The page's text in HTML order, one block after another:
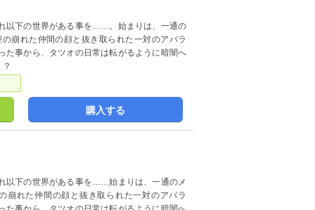
下の世界がある事を……。始まりは、一通の
崩れた仲間の顔と抜き取られた一対のアバラ
事から、タツオの日常は転がるように暗闇へ
購入する
下の世界がある事を……始まりは、一通のメ
崩れた仲間の顔と抜き取られた一対のアバラ